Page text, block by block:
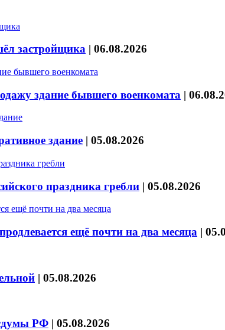
застройщика | 06.08.2026
здание бывшего военкомата |
здание | 05.08.2026
праздника гребли | 05.08.2026
ещё почти на два месяца |
| 05.08.2026
РФ | 05.08.2026